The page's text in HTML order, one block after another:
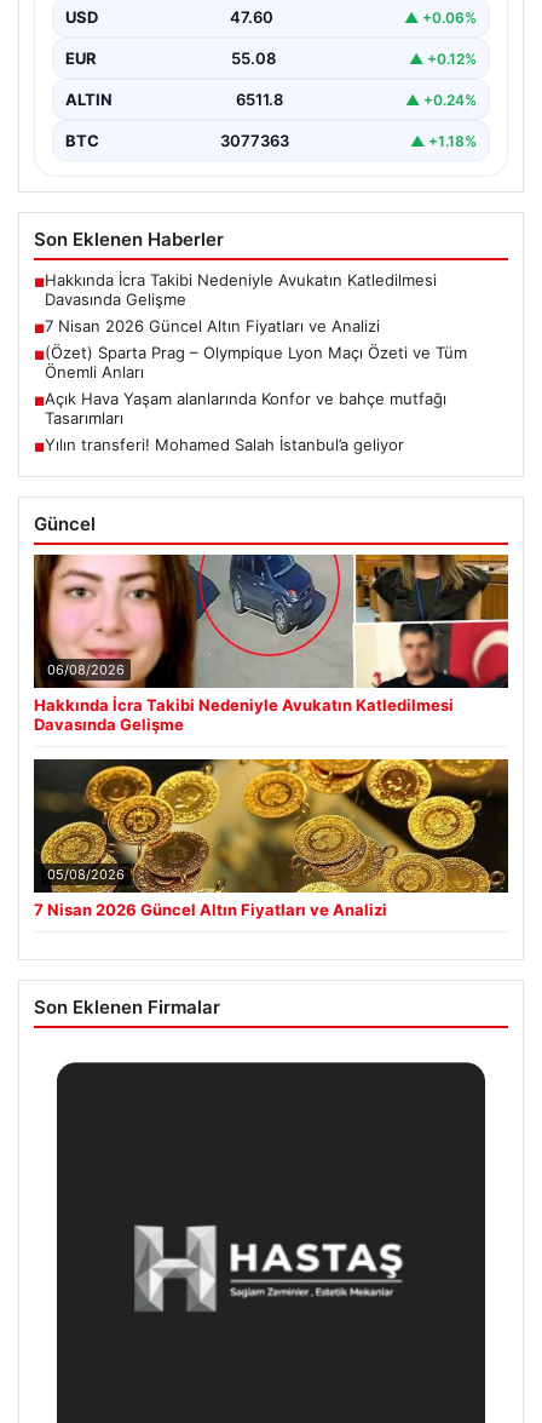
bölgesel gerilimler nedeniyle dalgalı seyirler yaşamaya
devam ediyor.…
USD 47.60 ▲ +0.06%
EUR 55.08 ▲ +0.12%
ALTIN 6511.8 ▲ +0.24%
BTC 3077363 ▲ +1.18%
Son Eklenen Haberler
■Hakkında İcra Takibi Nedeniyle Avukatın Katledilmesi
Davasında Gelişme
■7 Nisan 2026 Güncel Altın Fiyatları ve Analizi
■(Özet) Sparta Prag – Olympique Lyon Maçı Özeti ve Tüm
Önemli Anları
■Açık Hava Yaşam alanlarında Konfor ve bahçe mutfağı
Tasarımları
■Yılın transferi! Mohamed Salah İstanbul’a geliyor
Güncel
06/08/2026
Hakkında İcra Takibi Nedeniyle Avukatın Katledilmesi
Davasında Gelişme
05/08/2026
7 Nisan 2026 Güncel Altın Fiyatları ve Analizi
Son Eklenen Firmalar